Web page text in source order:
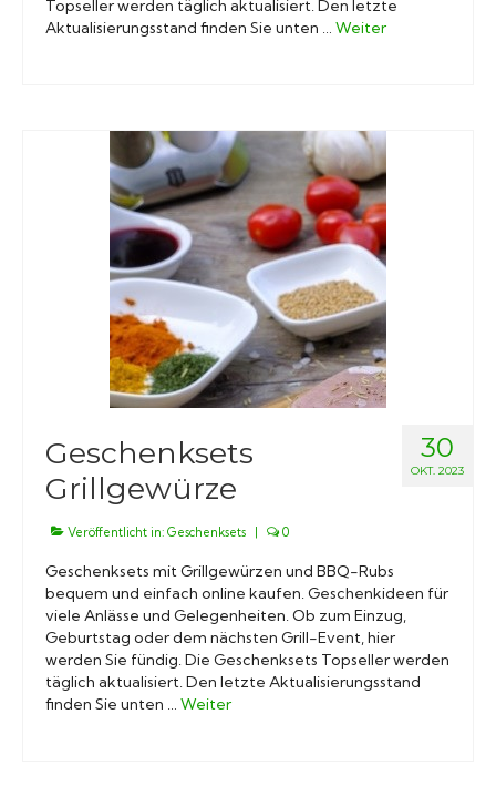
Topseller werden täglich aktualisiert. Den letzte
Aktualisierungsstand finden Sie unten … Weiter
30
OKT. 2023
Geschenksets
Grillgewürze
Veröffentlicht in: Geschenksets 0
Geschenksets mit Grillgewürzen und BBQ-Rubs
bequem und einfach online kaufen. Geschenkideen für
viele Anlässe und Gelegenheiten. Ob zum Einzug,
Geburtstag oder dem nächsten Grill-Event, hier
werden Sie fündig. Die Geschenksets Topseller werden
täglich aktualisiert. Den letzte Aktualisierungsstand
finden Sie unten … Weiter